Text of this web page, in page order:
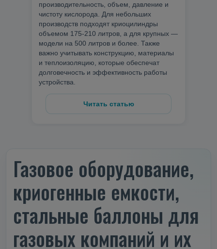
производительность, объем, давление и
чистоту кислорода. Для небольших
производств подходят криоцилиндры
объемом 175-210 литров, а для крупных —
модели на 500 литров и более. Также
важно учитывать конструкцию, материалы
и теплоизоляцию, которые обеспечат
долговечность и эффективность работы
устройства.
Читать статью
Газовое оборудование,
криогенные емкости,
стальные баллоны для
газовых компаний и их